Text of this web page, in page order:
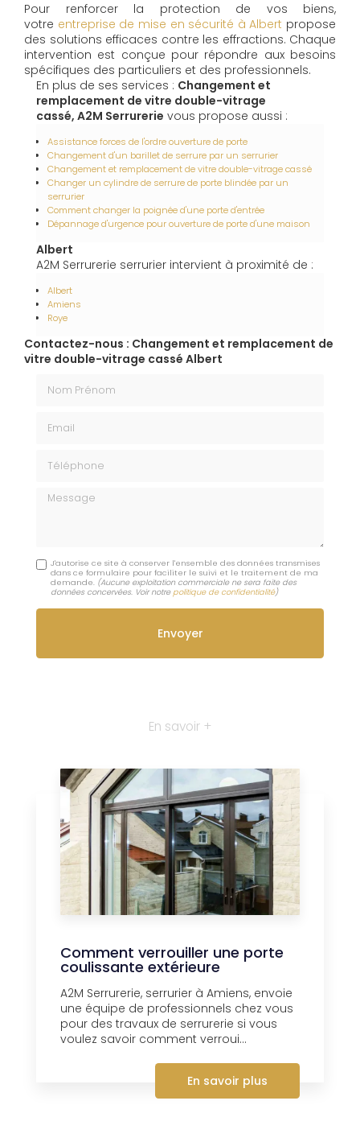
Pour renforcer la protection de vos biens,
votre entreprise de mise en sécurité à Albert propose
des solutions efficaces contre les effractions. Chaque
intervention est conçue pour répondre aux besoins
spécifiques des particuliers et des professionnels.
En plus de ses services : Changement et
remplacement de vitre double-vitrage
cassé, A2M Serrurerie vous propose aussi :
Assistance forces de l'ordre ouverture de porte
Changement d'un barillet de serrure par un serrurier
Changement et remplacement de vitre double-vitrage cassé
Changer un cylindre de serrure de porte blindée par un
serrurier
Comment changer la poignée d'une porte d'entrée
Dépannage d'urgence pour ouverture de porte d'une maison
Albert
A2M Serrurerie serrurier intervient à proximité de :
Albert
Amiens
Roye
Contactez-nous : Changement et remplacement de
vitre double-vitrage cassé Albert
Message
J'autorise ce site à conserver l'ensemble des données transmises
dans ce formulaire pour faciliter le suivi et le traitement de ma
demande. (Aucune exploitation commerciale ne sera faite des
données concervées. Voir notre politique de confidentialité)
En savoir +
Comment verrouiller une porte
coulissante extérieure
A2M Serrurerie, serrurier à Amiens, envoie
une équipe de professionnels chez vous
pour des travaux de serrurerie si vous
voulez savoir comment verroui...
En savoir plus